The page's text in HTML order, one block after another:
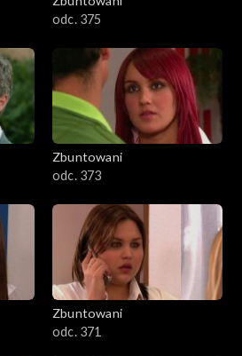
odc. 375
Zbuntowani
odc. 373
Zbuntowani
odc. 371